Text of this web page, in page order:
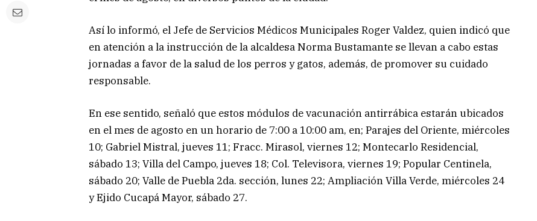
Así lo informó, el Jefe de Servicios Médicos Municipales Roger Valdez, quien indicó que
en atención a la instrucción de la alcaldesa Norma Bustamante se llevan a cabo estas
jornadas a favor de la salud de los perros y gatos, además, de promover su cuidado
responsable.
En ese sentido, señaló que estos módulos de vacunación antirrábica estarán ubicados
en el mes de agosto en un horario de 7:00 a 10:00 am, en; Parajes del Oriente, miércoles
10; Gabriel Mistral, jueves 11; Fracc. Mirasol, viernes 12; Montecarlo Residencial,
sábado 13; Villa del Campo, jueves 18; Col. Televisora, viernes 19; Popular Centinela,
sábado 20; Valle de Puebla 2da. sección, lunes 22; Ampliación Villa Verde, miércoles 24
y Ejido Cucapá Mayor, sábado 27.